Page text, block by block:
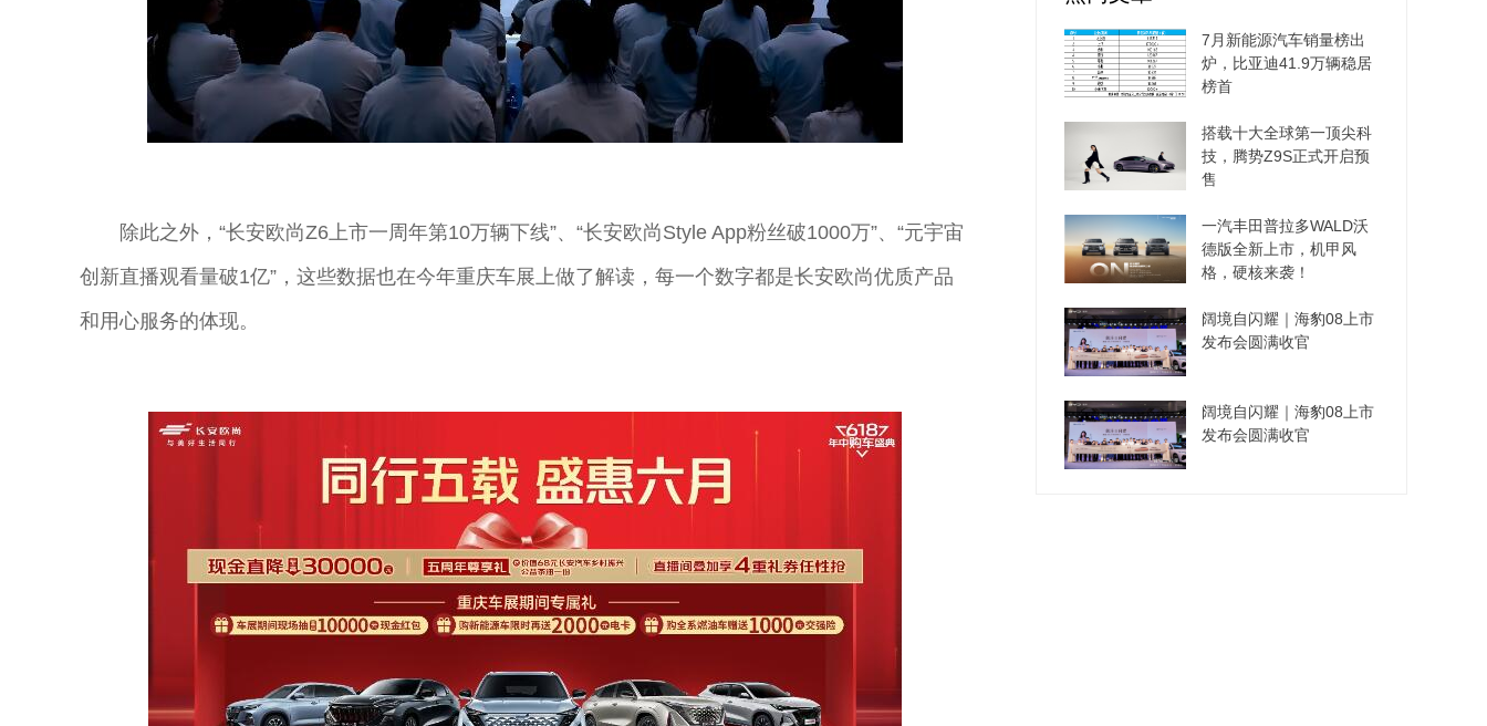
除此之外，“长安欧尚Z6上市一周年第10万辆下线”、“长安欧尚Style App粉丝破1000万”、“元宇宙
创新直播观看量破1亿”，这些数据也在今年重庆车展上做了解读，每一个数字都是长安欧尚优质产品
和用心服务的体现。
7月新能源汽车销量榜出
炉，比亚迪41.9万辆稳居
榜首
搭载十大全球第一顶尖科
技，腾势Z9S正式开启预
售
一汽丰田普拉多WALD沃
德版全新上市，机甲风
格，硬核来袭！
阔境自闪耀｜海豹08上市
发布会圆满收官
阔境自闪耀｜海豹08上市
发布会圆满收官